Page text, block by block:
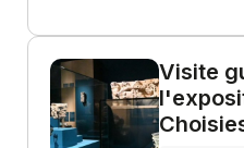
Visite